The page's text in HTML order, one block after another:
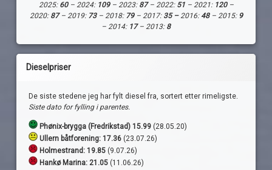
2025: 60– 2024: 109– 2023: 87– 2022: 51– 2021: 120–
2020: 87– 2019: 73– 2018: 79– 2017: 35 –2016:48– 2015: 9
– 2014: 17– 2013: 8
Dieselpriser
De siste stedene jeg har fylt diesel fra, sortert etter rimeligste.
Siste dato for fylling i parentes.
Phønix-brygga (Fredrikstad) 15.99 (28.05.20)
Ullern båtforening: 17.36 (23.07.26)
Holmestrand: 19.85 (9.07.26)
Hankø Marina: 21.05 (11.06.26)